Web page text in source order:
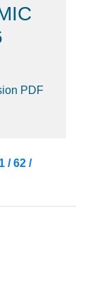
PDF
/62 /